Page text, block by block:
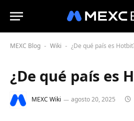
MEXC Blog - Wiki - ¿De qué país es
¿De qué país es
MEXC Wiki agosto 20, 2025